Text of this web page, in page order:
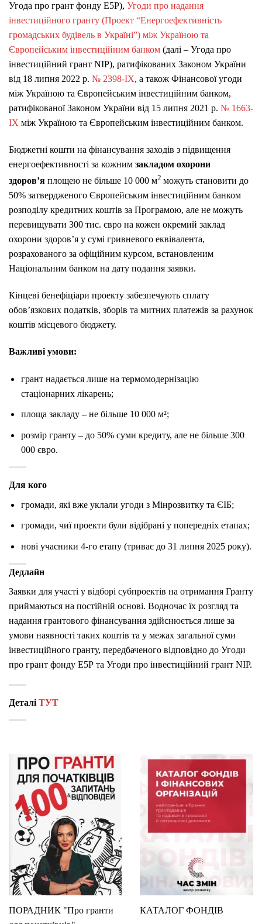
Угода про грант фонду Е5Р), Угоди про надання
інвестиційного гранту (Проект “Енергоефективність
громадських будівель в Україні”) між Україною та
Європейським інвестиційним банком (далі – Угода про
інвестиційний грант NIP), ратифікованих Законом України
від 18 липня 2022 р. № 2398-ІХ, а також Фінансової угоди
між Україною та Європейським інвестиційним банком,
ратифікованої Законом України від 15 липня 2021 р. № 1663-
IX між Україною та Європейським інвестиційним банком.
Бюджетні кошти на фінансування заходів з підвищення
енергоефективності за кожним закладом охорони
здоров’я площею не більше 10 000 м2 можуть становити до
50% затвердженого Європейським інвестиційним банком
розподілу кредитних коштів за Програмою, але не можуть
перевищувати 300 тис. євро на кожен окремий заклад
охорони здоров’я у сумі гривневого еквівалента,
розрахованого за офіційним курсом, встановленим
Національним банком на дату подання заявки.
Кінцеві бенефіціари проекту забезпечують сплату
обов’язкових податків, зборів та митних платежів за рахунок
коштів місцевого бюджету.
Важливі умови:
грант надається лише на термомодернізацію
стаціонарних лікарень;
площа закладу – не більше 10 000 м²;
розмір гранту – до 50% суми кредиту, але не більше 300
000 євро.
Для кого
громади, які вже уклали угоди з Мінрозвитку та ЄІБ;
громади, чиї проекти були відібрані у попередніх етапах;
нові учасники 4-го етапу (триває до 31 липня 2025 року).
Дедлайн
Заявки для участі у відборі субпроектів на отримання Гранту
приймаються на постійній основі. Водночас їх розгляд та
надання грантового фінансування здійснюється лише за
умови наявності таких коштів та у межах загальної суми
інвестиційного гранту, передбаченого відповідно до Угоди
про грант фонду Е5Р та Угоди про інвестиційний грант NIP.
Деталі ТУТ
ПОРАДНИК "Про гранти
КАТАЛОГ ФОНДІВ